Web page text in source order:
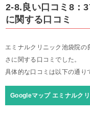
2-8.良い口コミ8：
に関する口コミ
エミナルクリニック池袋院
さに関する口コミでした。
具体的な口コミは以下の通り
Googleマップ エミナルク